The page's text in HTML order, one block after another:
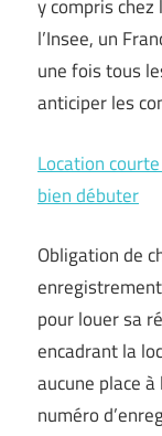
y compris
l’Insee, un
une fois tous
anticiper les
Location
bien débuter
Obligation de
pour louer sa
encadrant la
aucune place
numéro